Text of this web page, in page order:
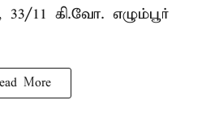
11 கி.வோ. எழும்பூர்
More